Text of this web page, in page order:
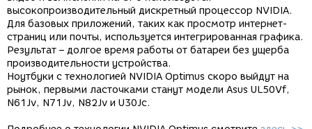
высокопроизводительный дискретный процессор NVIDIA.
Для базовых приложений, таких как просмотр интернет-
страниц или почты, используется интегрированная графика.
Результат – долгое время работы от батареи без ущерба
производительности устройства.
Ноутбуки с технологией NVIDIA Optimus скоро выйдут на
рынок, первыми ласточками станут модели Asus UL50Vf,
N61Jv, N71Jv, N82Jv и U30Jc.